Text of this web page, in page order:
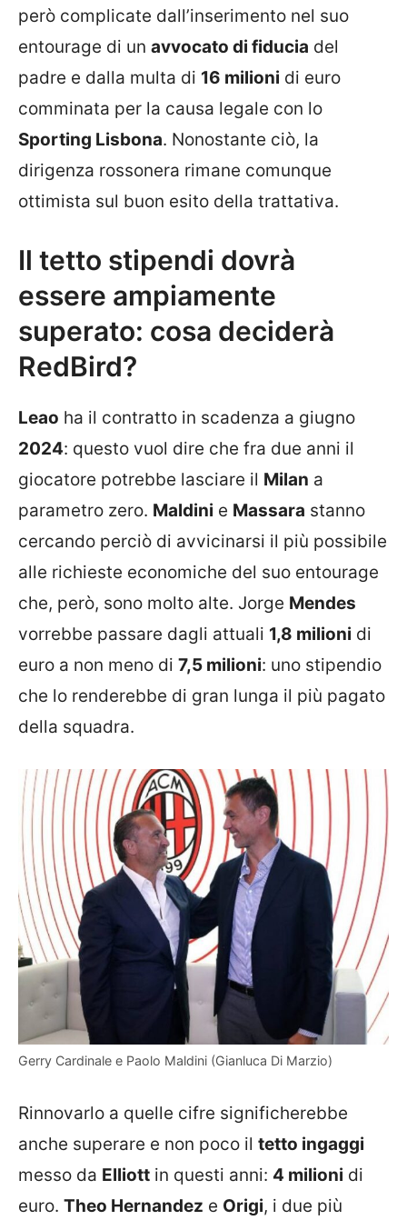
però complicate dall’inserimento nel suo
entourage di un avvocato di fiducia del
padre e dalla multa di 16 milioni di euro
comminata per la causa legale con lo
Sporting Lisbona. Nonostante ciò, la
dirigenza rossonera rimane comunque
ottimista sul buon esito della trattativa.
Il tetto stipendi dovrà
essere ampiamente
superato: cosa deciderà
RedBird?
Leao ha il contratto in scadenza a giugno
2024: questo vuol dire che fra due anni il
giocatore potrebbe lasciare il Milan a
parametro zero. Maldini e Massara stanno
cercando perciò di avvicinarsi il più possibile
alle richieste economiche del suo entourage
che, però, sono molto alte. Jorge Mendes
vorrebbe passare dagli attuali 1,8 milioni di
euro a non meno di 7,5 milioni: uno stipendio
che lo renderebbe di gran lunga il più pagato
della squadra.
Gerry Cardinale e Paolo Maldini (Gianluca Di Marzio)
Rinnovarlo a quelle cifre significherebbe
anche superare e non poco il tetto ingaggi
messo da Elliott in questi anni: 4 milioni di
euro. Theo Hernandez e Origi, i due più